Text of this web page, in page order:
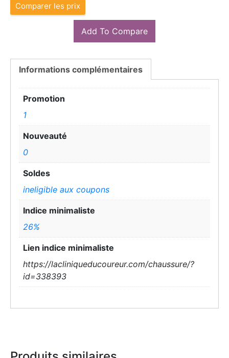
Comparer les prix
Add To Compare
Informations complémentaires
Promotion
1
Nouveauté
0
Soldes
ineligible aux coupons
Indice minimaliste
26%
Lien indice minimaliste
https://lacliniqueducoureur.com/chaussure/?
id=338393